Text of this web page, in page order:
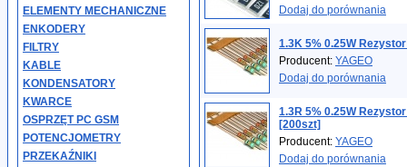
ELEMENTY MECHANICZNE
ENKODERY
FILTRY
KABLE
KONDENSATORY
KWARCE
OSPRZĘT PC GSM
POTENCJOMETRY
PRZEKAŹNIKI
Dodaj do porównania
1.3K 5% 0.25W
Producent: YAGEO
Dodaj do porównania
1.3R 5% 0.25W
[200szt]
Producent: YAGEO
Dodaj do porównania